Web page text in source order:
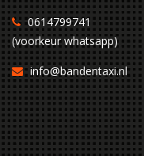
0614799741
(voorkeur whatsapp)
info@bandentaxi.nl